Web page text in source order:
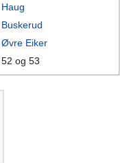
Haug
Buskerud
Øvre Eiker
52 og 53